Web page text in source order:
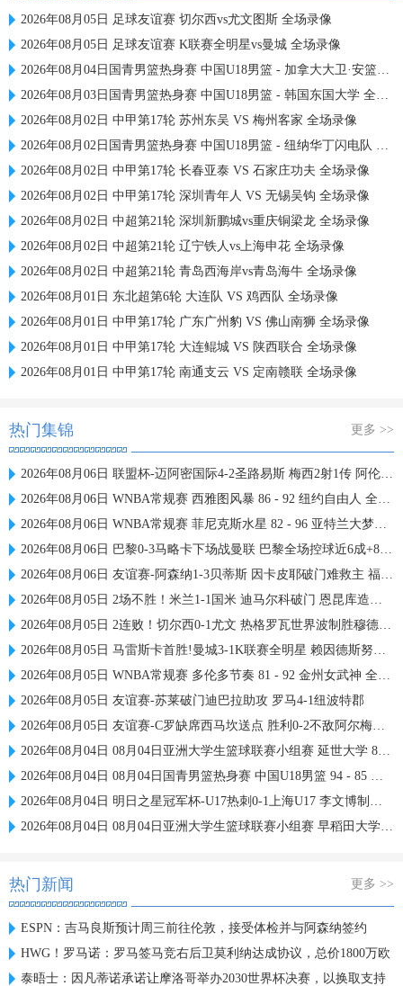
2026年08月05日 足球友谊赛 切尔西vs尤文图斯 全场录像
2026年08月05日 足球友谊赛 K联赛全明星vs曼城 全场录像
2026年08月04日国青男篮热身赛 中国U18男篮 - 加拿大大卫·安篮球学院 全场录像
2026年08月03日国青男篮热身赛 中国U18男篮 - 韩国东国大学 全场录像
2026年08月02日 中甲第17轮 苏州东吴 VS 梅州客家 全场录像
2026年08月02日国青男篮热身赛 中国U18男篮 - 纽纳华丁闪电队 全场录像
2026年08月02日 中甲第17轮 长春亚泰 VS 石家庄功夫 全场录像
2026年08月02日 中甲第17轮 深圳青年人 VS 无锡吴钩 全场录像
2026年08月02日 中超第21轮 深圳新鹏城vs重庆铜梁龙 全场录像
2026年08月02日 中超第21轮 辽宁铁人vs上海申花 全场录像
2026年08月02日 中超第21轮 青岛西海岸vs青岛海牛 全场录像
2026年08月01日 东北超第6轮 大连队 VS 鸡西队 全场录像
2026年08月01日 中甲第17轮 广东广州豹 VS 佛山南狮 全场录像
2026年08月01日 中甲第17轮 大连鲲城 VS 陕西联合 全场录像
2026年08月01日 中甲第17轮 南通支云 VS 定南赣联 全场录像
热门集锦 更多 >>
2026年08月06日 联盟杯-迈阿密国际4-2圣路易斯 梅西2射1传 阿伦助攻戴帽
2026年08月06日 WNBA常规赛 西雅图风暴 86 - 92 纽约自由人 全场集锦
2026年08月06日 WNBA常规赛 菲尼克斯水星 82 - 96 亚特兰大梦想 全场集锦
2026年08月06日 巴黎0-3马略卡下场战曼联 巴黎全场控球近6成+8射3正未果
2026年08月06日 友谊赛-阿森纳1-3贝蒂斯 因卡皮耶破门难救主 福纳尔斯1射2传
2026年08月05日 2场不胜！米兰1-1国米 迪马尔科破门 恩昆库造点+点射拉莫斯登场
2026年08月05日 2连败！切尔西0-1尤文 热格罗瓦世界波制胜穆德里克时隔614天复出
2026年08月05日 马雷斯卡首胜!曼城3-1K联赛全明星 赖因德斯努里破门塞梅尼奥助攻
2026年08月05日 WNBA常规赛 多伦多节奏 81 - 92 金州女武神 全场集锦
2026年08月05日 友谊赛-苏莱破门迪巴拉助攻 罗马4-1纽波特郡
2026年08月05日 友谊赛-C罗缺席西马坎送点 胜利0-2不敌阿尔梅里亚
2026年08月04日 08月04日亚洲大学生篮球联赛小组赛 延世大学 82 - 83 北京大学 集锦
2026年08月04日 08月04日国青男篮热身赛 中国U18男篮 94 - 85 加拿大大卫·安篮球学院 集锦
2026年08月04日 明日之星冠军杯-U17热刺0-1上海U17 李文博制胜球
2026年08月04日 08月04日亚洲大学生篮球联赛小组赛 早稻田大学 71 - 86 清华大学 集锦
热门新闻 更多 >>
ESPN：吉马良斯预计周三前往伦敦，接受体检并与阿森纳签约
HWG！罗马诺：罗马签马竞右后卫莫利纳达成协议，总价1800万欧
泰晤士：因凡蒂诺承诺让摩洛哥举办2030世界杯决赛，以换取支持